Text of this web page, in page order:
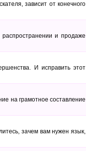
зависит от конечного
и продаже
И исправить этот
на грамотное составление
зачем вам нужен язык,